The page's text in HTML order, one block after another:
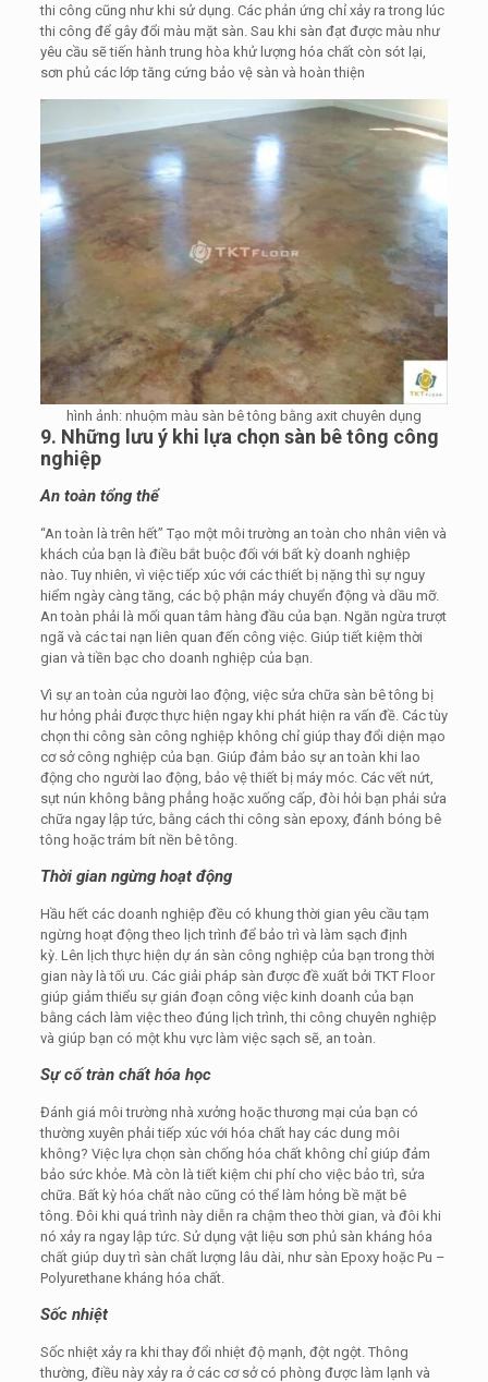
thi công cũng như khi sử dụng. Các phản ứng chỉ xảy ra trong lúc
thi công để gây đổi màu mặt sàn. Sau khi sàn đạt được màu như
yêu cầu sẽ tiến hành trung hòa khử lượng hóa chất còn sót lại,
sơn phủ các lớp tăng cứng bảo vệ sàn và hoàn thiện
hình ảnh: nhuộm màu sàn bê tông bằng axit chuyên dụng
9. Những lưu ý khi lựa chọn sàn bê tông công
nghiệp
An toàn tổng thể
“An toàn là trên hết” Tạo một môi trường an toàn cho nhân viên và
khách của bạn là điều bắt buộc đối với bất kỳ doanh nghiệp
nào. Tuy nhiên, vì việc tiếp xúc với các thiết bị nặng thì sự nguy
hiểm ngày càng tăng, các bộ phận máy chuyển động và dầu mỡ.
An toàn phải là mối quan tâm hàng đầu của bạn. Ngăn ngừa trượt
ngã và các tai nạn liên quan đến công việc. Giúp tiết kiệm thời
gian và tiền bạc cho doanh nghiệp của bạn.
Vì sự an toàn của người lao động, việc sửa chữa sàn bê tông bị
hư hỏng phải được thực hiện ngay khi phát hiện ra vấn đề. Các tùy
chọn thi công sàn công nghiệp không chỉ giúp thay đổi diện mạo
cơ sở công nghiệp của bạn. Giúp đảm bảo sự an toàn khi lao
động cho người lao động, bảo vệ thiết bị máy móc. Các vết nứt,
sụt nún không bằng phẳng hoặc xuống cấp, đòi hỏi bạn phải sửa
chữa ngay lập tức, bằng cách thi công sàn epoxy, đánh bóng bê
tông hoặc trám bít nền bê tông.
Thời gian ngừng hoạt động
Hầu hết các doanh nghiệp đều có khung thời gian yêu cầu tạm
ngừng hoạt động theo lịch trình để bảo trì và làm sạch định
kỳ. Lên lịch thực hiện dự án sàn công nghiệp của bạn trong thời
gian này là tối ưu. Các giải pháp sàn được đề xuất bởi TKT Floor
giúp giảm thiểu sự gián đoạn công việc kinh doanh của bạn
bằng cách làm việc theo đúng lịch trình, thi công chuyên nghiệp
và giúp bạn có một khu vực làm việc sạch sẽ, an toàn.
Sự cố tràn chất hóa học
Đánh giá môi trường nhà xưởng hoặc thương mại của bạn có
thường xuyên phải tiếp xúc với hóa chất hay các dung môi
không? Việc lựa chọn sàn chống hóa chất không chỉ giúp đảm
bảo sức khỏe. Mà còn là tiết kiệm chi phí cho việc bảo trì, sửa
chữa. Bất kỳ hóa chất nào cũng có thể làm hỏng bề mặt bê
tông. Đôi khi quá trình này diễn ra chậm theo thời gian, và đôi khi
nó xảy ra ngay lập tức. Sử dụng vật liệu sơn phủ sàn kháng hóa
chất giúp duy trì sàn chất lượng lâu dài, như sàn Epoxy hoặc Pu –
Polyurethane kháng hóa chất.
Sốc nhiệt
Sốc nhiệt xảy ra khi thay đổi nhiệt độ mạnh, đột ngột. Thông
thường, điều này xảy ra ở các cơ sở có phòng được làm lạnh và